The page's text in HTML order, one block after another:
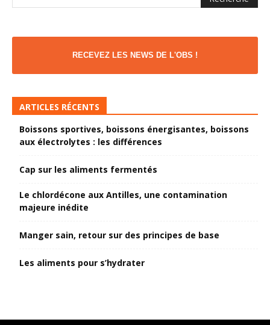
RECEVEZ LES NEWS DE L'OBS !
ARTICLES RÉCENTS
Boissons sportives, boissons énergisantes, boissons
aux électrolytes : les différences
Cap sur les aliments fermentés
Le chlordécone aux Antilles, une contamination
majeure inédite
Manger sain, retour sur des principes de base
Les aliments pour s’hydrater